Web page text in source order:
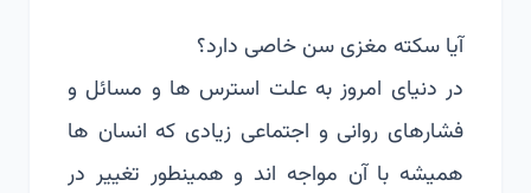
آیا سکته مغزی سن خاصی دارد؟
در دنیای امروز به علت استرس ها و مسائل و
فشارهای روانی و اجتماعی زیادی که انسان ها
همیشه با آن مواجه اند و همینطور تغییر در